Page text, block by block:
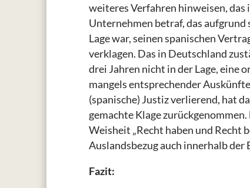
weiteres Verfahren hinweisen,
Unternehmen betraf, das
Lage war, seinen spanischen
verklagen. Das in Deutschland
drei Jahren nicht in der Lage, eine
mangels entsprechender
(spanische) Justiz verlierend, hat
gemachte Klage
Weisheit „Recht haben und Recht
Auslandsbezug auch innerhalb der
Fazit: